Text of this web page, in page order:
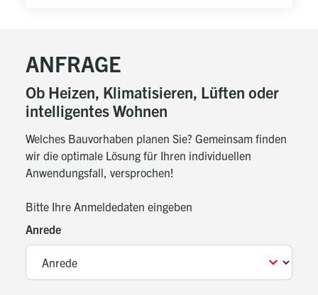
ANFRAGE
Ob Heizen, Klimatisieren, Lüften oder
intelligentes Wohnen
Welches Bauvorhaben planen Sie? Gemeinsam finden
wir die optimale Lösung für Ihren individuellen
Anwendungsfall, versprochen!
Bitte Ihre Anmeldedaten eingeben
Anrede